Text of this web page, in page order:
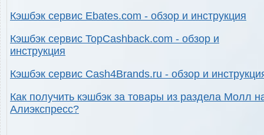
Кэшбэк сервис Ebates.com - обзор и инструкция
Кэшбэк сервис TopCashback.com - обзор и
инструкция
Кэшбэк сервис Cash4Brands.ru - обзор и
Как получить кэшбэк за товары из раздела Молл
Алиэкспресс?